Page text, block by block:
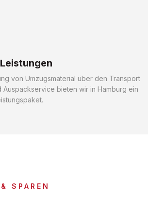
von Umzugsmaterial über den Transport
Auspackservice bieten wir in Hamburg ein
SPAREN